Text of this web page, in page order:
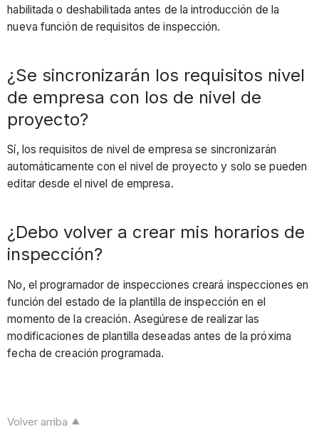
habilitada o deshabilitada antes de la introducción de la
nueva función de requisitos de inspección.
¿Se sincronizarán los requisitos nivel
de empresa con los de nivel de
proyecto?
Sí, los requisitos de nivel de empresa se sincronizarán
automáticamente con el nivel de proyecto y solo se pueden
editar desde el nivel de empresa.
¿Debo volver a crear mis horarios de
inspección?
No, el programador de inspecciones creará inspecciones en
función del estado de la plantilla de inspección en el
momento de la creación. Asegúrese de realizar las
modificaciones de plantilla deseadas antes de la próxima
fecha de creación programada.
Volver arriba